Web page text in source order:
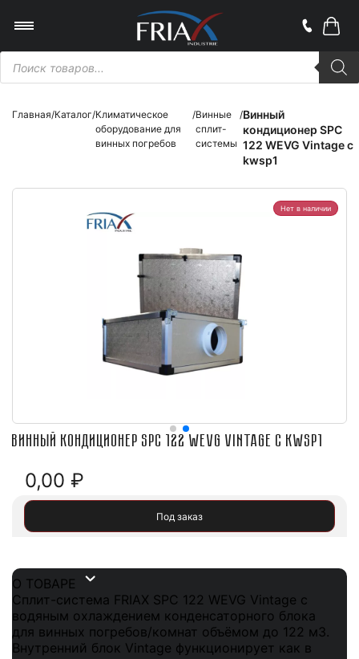
Поиск
товаров
Главная/Каталог/Климатическое
оборудование для
винных погребов
/Винные
сплит-
системы
/Винный
кондиционер SPC
122 WEVG Vintage c
kwsp1
Нет в наличии
Винный кондиционер SPC 122 WEVG Vintage c kwsp1
0,00 ₽
Под заказ
О ТОВАРЕ
Сплит-система FRIAX SPC 122 WEVG Vintage с
водяным охлаждением конденсаторного блока
для винных погребов/комнат объёмом до 122 м3.
Внутренний блок Vintage функционирует как в